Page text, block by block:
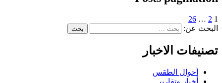
1
2
…
26
البحث عن:
تصنيفات الاخبار
أحوال الطقس
أخبار وتقارير